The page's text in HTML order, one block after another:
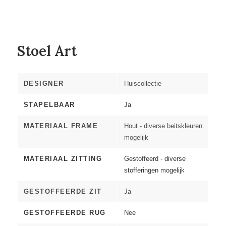
Stoel Art
DESIGNER Huiscollectie
STAPELBAAR Ja
MATERIAAL FRAME
Hout - diverse beitskleuren
mogelijk
MATERIAAL ZITTING
Gestoffeerd - diverse
stofferingen mogelijk
GESTOFFEERDE ZIT Ja
GESTOFFEERDE RUG Nee